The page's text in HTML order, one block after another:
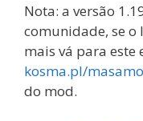
Nota: a versão
comunidade, se
mais vá para este
kosma.pl/
do mod.